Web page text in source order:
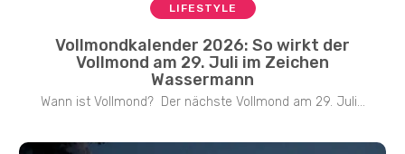
LIFESTYLE
Vollmondkalender 2026: So wirkt der
Vollmond am 29. Juli im Zeichen
Wassermann
Wann ist Vollmond? Der nächste Vollmond am 29. Juli...